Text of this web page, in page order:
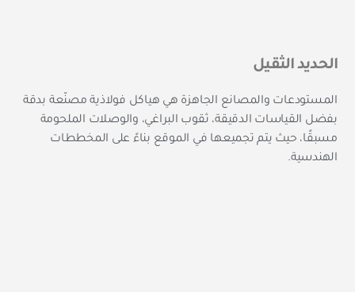
الحديد الثقيل
المستودعات والمصانع الجاهزة هي هياكل فولاذية مصنّعة بدقة
بفضل القياسات الدقيقة، ثقوب البراغي، والوصلات الملحومة
مسبقًا، حيث يتم تجميعها في الموقع بناءً على المخططات
الهندسية.